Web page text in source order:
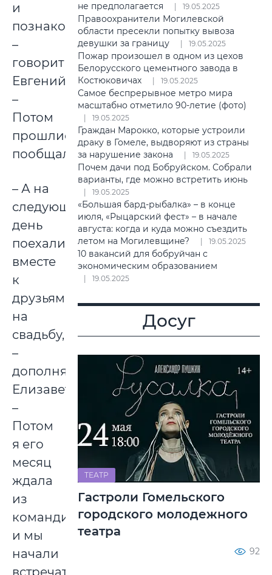
и
познакомились,
–
говорит
Евгений.
–
Потом
прошлись,
пообщались.
– А на
следующий
день
поехали
вместе
к
друзьям
на
свадьбу,
–
дополняет
Елизавета.
–
Потом
я его
месяц
ждала
из
командировки,
и мы
начали
не предполагается
19.05.2025
Правоохранители Могилевской
области пресекли попытку вывоза
девушки за границу
19.05.2025
Пожар произошел в одном из цехов
Белорусского цементного завода в
Костюковичах
19.05.2025
Самое беспрерывное метро мира
масштабно отметило 90-летие (фото)
19.05.2025
Граждан Марокко, которые устроили
драку в Гомеле, выдворяют из страны
за нарушение закона
19.05.2025
Почем дачи под Бобруйском. Собрали
варианты, где можно встретить июнь
19.05.2025
«Большая бард-рыбалка» – в конце
июля, «Рыцарский фест» – в начале
августа: когда и куда можно съездить
летом на Могилевщине?
19.05.2025
10 вакансий для бобруйчан с
экономическим образованием
19.05.2025
Досуг
ТЕАТР
Гастроли Гомельского
городского молодежного
театра
92